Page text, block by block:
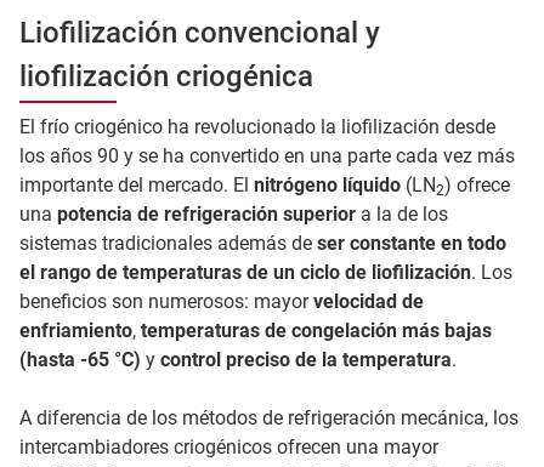
Liofilización convencional y
liofilización criogénica
El frío criogénico ha revolucionado la liofilización desde
los años 90 y se ha convertido en una parte cada vez más
importante del mercado. El nitrógeno líquido (LN2) ofrece
una potencia de refrigeración superior a la de los
sistemas tradicionales además de ser constante en todo
el rango de temperaturas de un ciclo de liofilización. Los
beneficios son numerosos: mayorvelocidad de
enfriamiento, temperaturas de congelación más bajas
(hasta -65 °C) y control preciso de la temperatura.
A diferencia de los métodos de refrigeración mecánica, los
intercambiadores criogénicos ofrecen una mayor